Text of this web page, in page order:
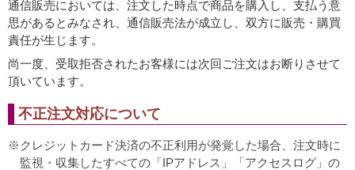
通信販売においては、注文した時点で商品を購入し、支払う意
思があるとみなされ、通信販売法が成立し、双方に販売・購買
責任が生じます。
尚一度、受取拒否されたお客様には次回ご注文はお断りさせて
頂いています。
不正注文対応について
クレジットカード決済の不正利用が発覚した場合、注文時に
監視・収集したすべての「IPアドレス」「アクセスログ」の